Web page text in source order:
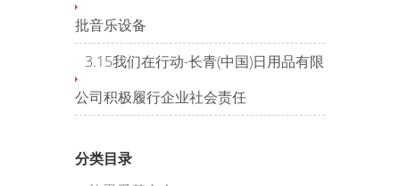
批音乐设备
3.15我们在行动-长青(中国)日用品有限
公司积极履行企业社会责任
分类目录